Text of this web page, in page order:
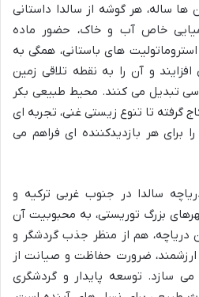
ساله، هر گوشه از سالدا داستانی
خاص آب و خاک، حضور ماده
های باستانی، همگی به
و آن را به نقطه تلاقی زمین
تبدیل می کنند. محیط طبیعی بکر
گرفته تا تنوع زیستی غنی، تجربه ای
هر بازدیدکننده ای فراهم می
سالدا در جنوب غربی ترکیه و
بزرگ توریستی، به محبوبیت آن
دریاچه، هم از منظر جذب گردشگر و
ضرورت حفاظت و صیانت از
سازد. توسعه پایدار و گردشگری